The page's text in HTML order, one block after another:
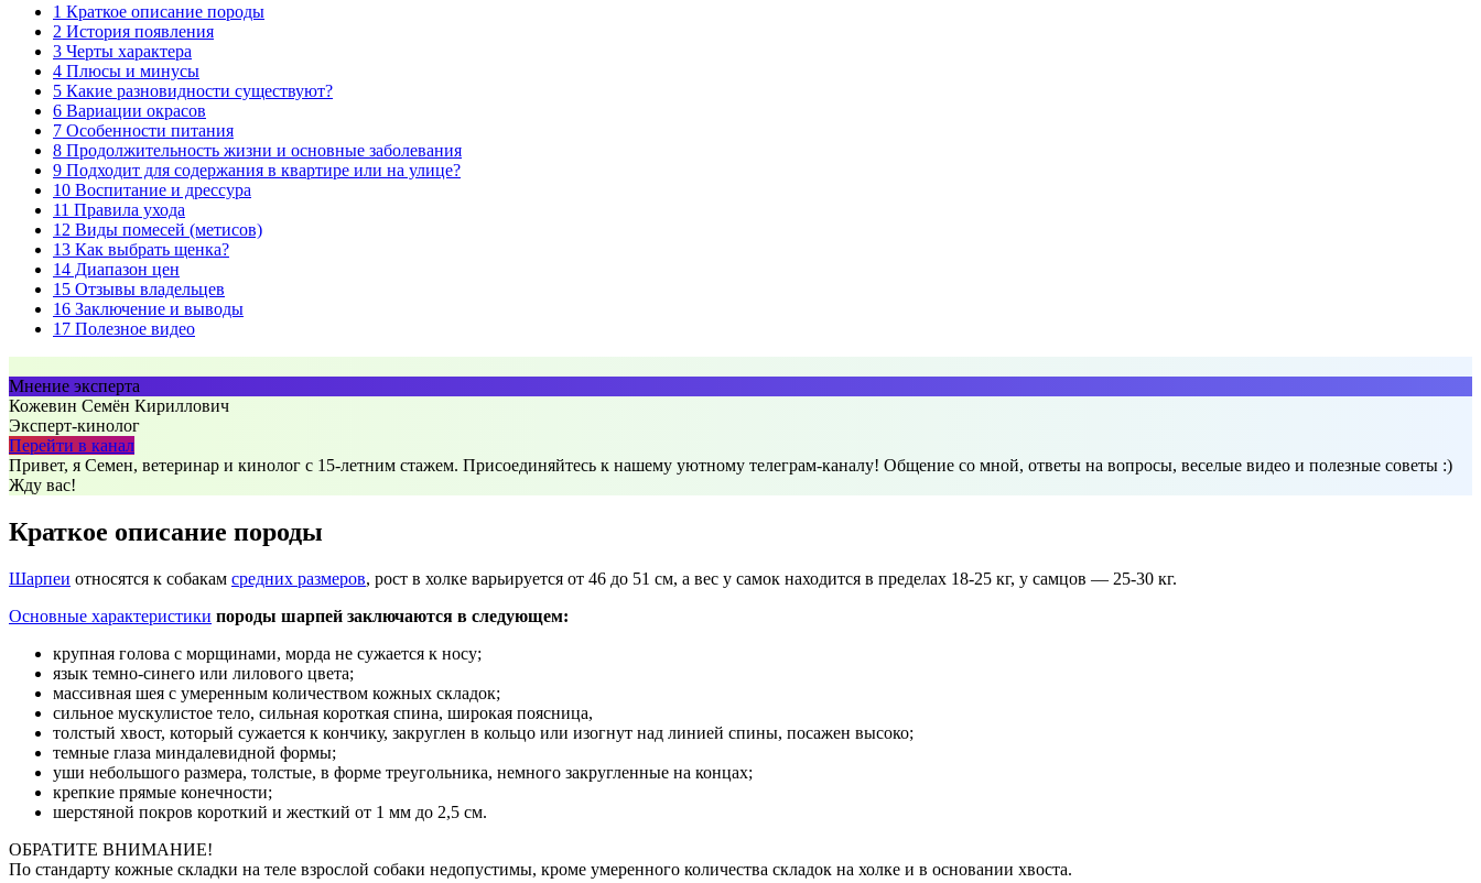
1 Краткое описание породы
2 История появления
3 Черты характера
4 Плюсы и минусы
5 Какие разновидности существуют?
6 Вариации окрасов
7 Особенности питания
8 Продолжительность жизни и основные заболевания
9 Подходит для содержания в квартире или на улице?
10 Воспитание и дрессура
11 Правила ухода
12 Виды помесей (метисов)
13 Как выбрать щенка?
14 Диапазон цен
15 Отзывы владельцев
16 Заключение и выводы
17 Полезное видео
Мнение эксперта
Кожевин Семён Кириллович
Эксперт-кинолог
Перейти в канал
Привет, я Семен, ветеринар и кинолог с 15-летним стажем. Присоединяйтесь к нашему уютному телеграм-каналу! Общение со мной, ответы на вопросы, веселые видео и полезные советы :)
Жду вас!
Краткое описание породы
Шарпеи относятся к собакам средних размеров, рост в холке варьируется от 46 до 51 см, а вес у самок находится в пределах 18-25 кг, у самцов — 25-30 кг.
Основные характеристики породы шарпей заключаются в следующем:
крупная голова с морщинами, морда не сужается к носу;
язык темно-синего или лилового цвета;
массивная шея с умеренным количеством кожных складок;
сильное мускулистое тело, сильная короткая спина, широкая поясница,
толстый хвост, который сужается к кончику, закруглен в кольцо или изогнут над линией спины, посажен высоко;
темные глаза миндалевидной формы;
уши небольшого размера, толстые, в форме треугольника, немного закругленные на концах;
крепкие прямые конечности;
шерстяной покров короткий и жесткий от 1 мм до 2,5 см.
ОБРАТИТЕ ВНИМАНИЕ!
По стандарту кожные складки на теле взрослой собаки недопустимы, кроме умеренного количества складок на холке и в основании хвоста.